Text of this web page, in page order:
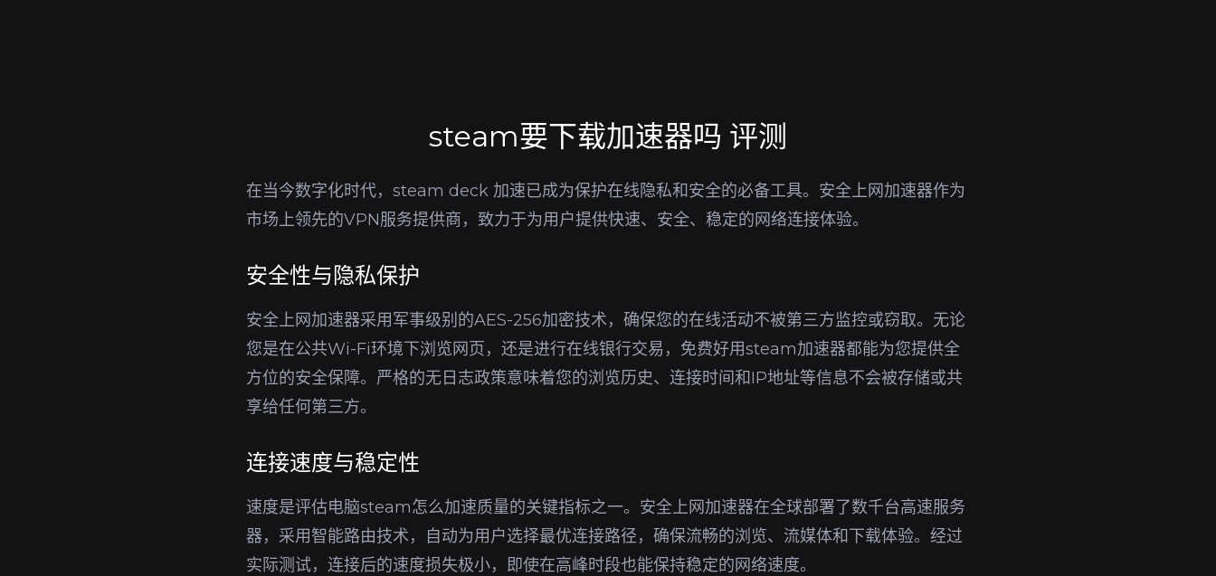
steam要下载加速器吗 评测
在当今数字化时代，steam deck 加速已成为保护在线隐私和安全的必备工具。安全上网加速器作为
市场上领先的VPN服务提供商，致力于为用户提供快速、安全、稳定的网络连接体验。
安全性与隐私保护
安全上网加速器采用军事级别的AES-256加密技术，确保您的在线活动不被第三方监控或窃取。无论
您是在公共Wi-Fi环境下浏览网页，还是进行在线银行交易，免费好用steam加速器都能为您提供全
方位的安全保障。严格的无日志政策意味着您的浏览历史、连接时间和IP地址等信息不会被存储或共
享给任何第三方。
连接速度与稳定性
速度是评估电脑steam怎么加速质量的关键指标之一。安全上网加速器在全球部署了数千台高速服务
器，采用智能路由技术，自动为用户选择最优连接路径，确保流畅的浏览、流媒体和下载体验。经过
实际测试，连接后的速度损失极小，即使在高峰时段也能保持稳定的网络速度。